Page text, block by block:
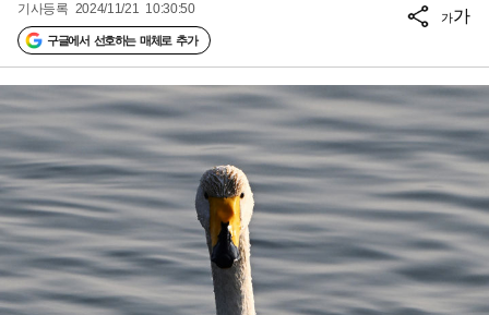
기사등록 2024/11/21 10:30:50
구글에서 선호하는 매체로 추가
가가